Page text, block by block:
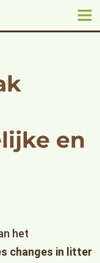
en
het
changes in litter